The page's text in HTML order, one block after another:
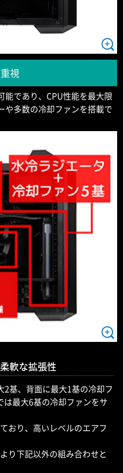
視
能であり、CPU性能を最大限
や多数の冷却ファンを搭載で
軟な拡張性
2基、背面に最大1基の冷却フ
は最大6基の冷却ファンをサ
おり、高いレベルのエアフ
り下記以外の組み合わせと